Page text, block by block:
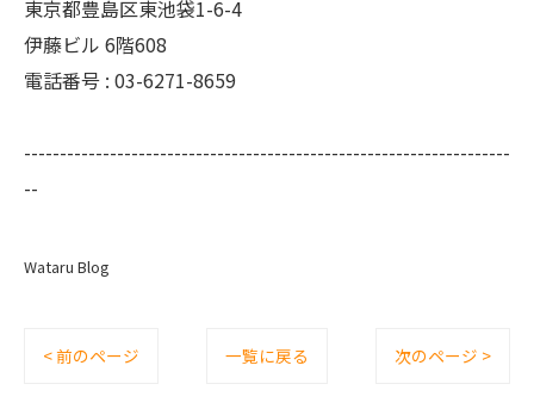
東京都豊島区東池袋1-6-4
伊藤ビル 6階608
電話番号 : 03-6271-8659
--------------------------------------------------------------------
--
Wataru Blog
< 前のページ 一覧に戻る 次のページ >